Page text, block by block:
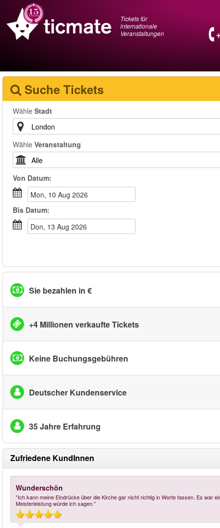
Tickets für
internationale
Veranstaltungen
Suche Tickets
Wähle Stadt
Wähle Veranstaltung
Von Datum:
Mon, 10 Aug 2026
Bis Datum:
Don, 13 Aug 2026
Sie bezahlen in €
+4 Millionen verkaufte Tickets
Keine Buchungsgebühren
Deutscher Kundenservice
35 Jahre Erfahrung
Zufriedene KundInnen
Wunderschön
"Ich kann meine Eindrücke über die Kirche gar nicht richtig in Worte fassen. Es war
Meisterleistung würde ich sagen."